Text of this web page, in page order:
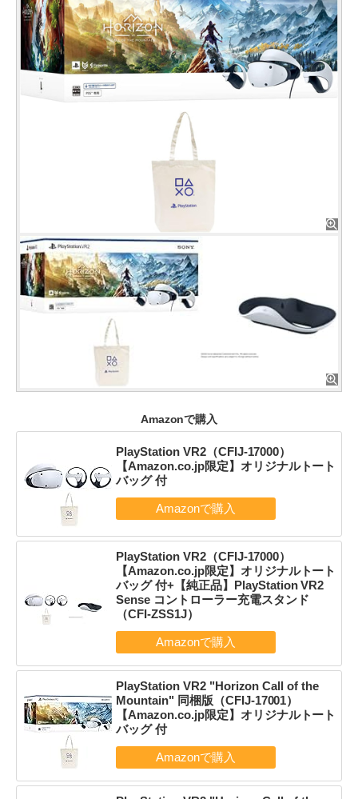
Amazonで購入
PlayStation VR2（CFIJ-17000）
【Amazon.co.jp限定】オリジナルトート
バッグ 付
PlayStation VR2（CFIJ-17000）
【Amazon.co.jp限定】オリジナルトート
バッグ 付+【純正品】PlayStation VR2
Sense コントローラー充電スタンド
（CFI-ZSS1J）
PlayStation VR2 "Horizon Call of the
Mountain" 同梱版（CFIJ-17001）
【Amazon.co.jp限定】オリジナルトート
バッグ 付